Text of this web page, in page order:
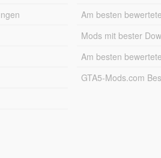
Am besten
Mods mit bester
Am besten bewertete
GTA5-Mods.com